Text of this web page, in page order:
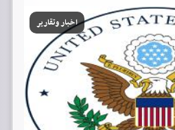
اخبار وتقارير